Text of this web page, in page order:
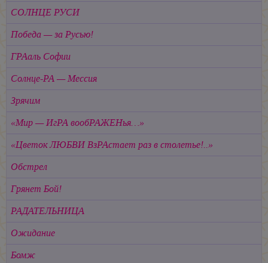
СОЛНЦЕ РУСИ
Победа — за Русью!
ГРАаль Софии
Солнце-РА — Мессия
Зрячим
«Мир — ИгРА вообРАЖЕНья…»
«Цветок ЛЮБВИ ВзРАстает раз в столетье!..»
Обстрел
Грянет Бой!
РАДАТЕЛЬНИЦА
Ожидание
Бомж